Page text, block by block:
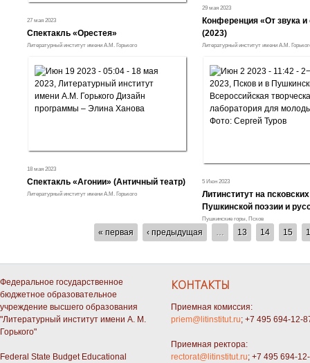
27 мая 2023
Спектакль «Орестея»
Литературный институт имени А.М. Горького
29 мая 2023
Конференция «От звука и
(2023)
Литературный институт имени А.М.
18 мая 2023
Спектакль «Агонии» (Античный театр)
Литературный институт имени А.М. Горького
5 Июн 2023
Литинститут на
Пушкинской поэзии и
Пушкинские горы, Псков
СТРАНИЦЫ« первая ‹ предыдущая 13 14 15
Федеральное государственное
бюджетное образовательное
учреждение высшего образования
"Литературный институт имени А. М.
Горького"
Federal State Budget Educational
КОНТАКТЫ
Приемная комиссия:
priem@litinstitut.ru; +7 495 694-12-
Приемная ректора:
rectorat@litinstitut.ru; +7 495 694-